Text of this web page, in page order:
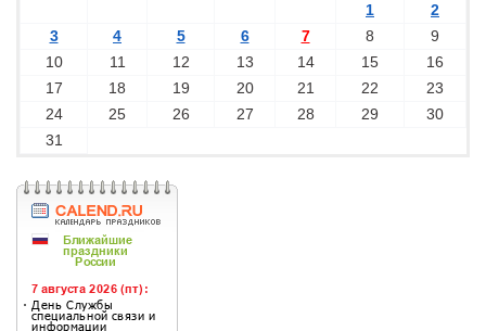
1
2
3
4 5 6 7 8
9
10
11 12 13 14 15
16
17
18 19 20 21 22
23
24
25 26 27 28 29
30
31